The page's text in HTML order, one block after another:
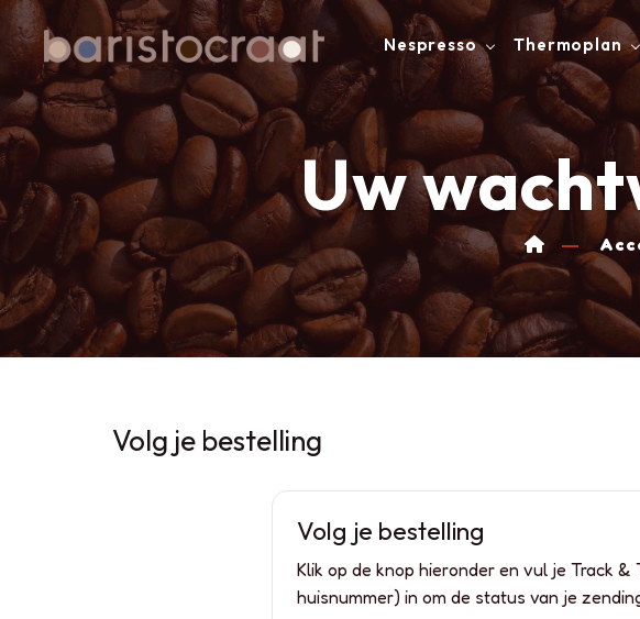
Nespresso Thermoplan
Uw
Volg je bestelling
Volg je bestelling
Klik op de knop hieronder en vul je Track
huisnummer) in om de status van je